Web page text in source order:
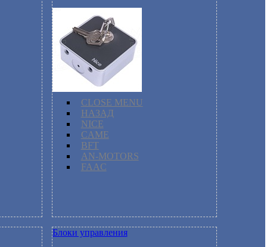
CLOSE MENU
НАЗАД
NICE
CAME
BFT
AN-MOTORS
FAAC
Блоки управления